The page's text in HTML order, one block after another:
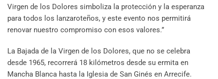
Virgen de los Dolores simboliza la protección y la esperanza
para todos los lanzaroteños, y este evento nos permitirá
renovar nuestro compromiso con esos valores.”
La Bajada de la Virgen de los Dolores, que no se celebra
desde 1965, recorrerá 18 kilómetros desde su ermita en
Mancha Blanca hasta la Iglesia de San Ginés en Arrecife.